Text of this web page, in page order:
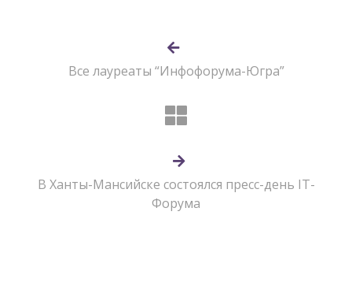
Все лауреаты “Инфофорума-Югра”
В Ханты-Мансийске состоялся пресс-день IT-
Форума